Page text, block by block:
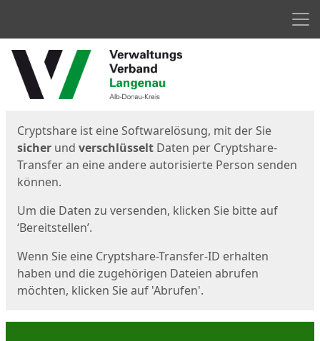
Start
Cryptshare ist eine Softwarelösung, mit der Sie
sicher und verschlüsselt Daten per Cryptshare-
Transfer an eine andere autorisierte Person senden
können.
Um die Daten zu versenden, klicken Sie bitte auf
‘Bereitstellen’.
Wenn Sie eine Cryptshare-Transfer-ID erhalten
haben und die zugehörigen Dateien abrufen
möchten, klicken Sie auf 'Abrufen'.